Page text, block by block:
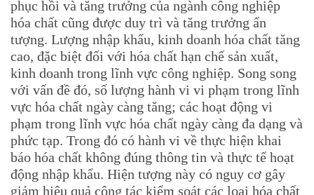
phục hồi và tăng trưởng của ngành công nghiệp
hóa chất cũng được duy trì và tăng trưởng ấn
tượng. Lượng nhập khẩu, kinh doanh hóa chất tăng
cao, đặc biệt đối với hóa chất hạn chế sản xuất,
kinh doanh trong lĩnh vực công nghiệp. Song song
với vấn đề đó, số lượng hành vi vi phạm trong lĩnh
vực hóa chất ngày càng tăng; các hoạt động vi
phạm trong lĩnh vực hóa chất ngày càng đa dạng và
phức tạp. Trong đó có hành vi về thực hiện khai
báo hóa chất không đúng thông tin và thực tế hoạt
động nhập khẩu. Hiện tượng này có nguy cơ gây
giảm hiệu quả công tác kiểm soát các loại hóa chất